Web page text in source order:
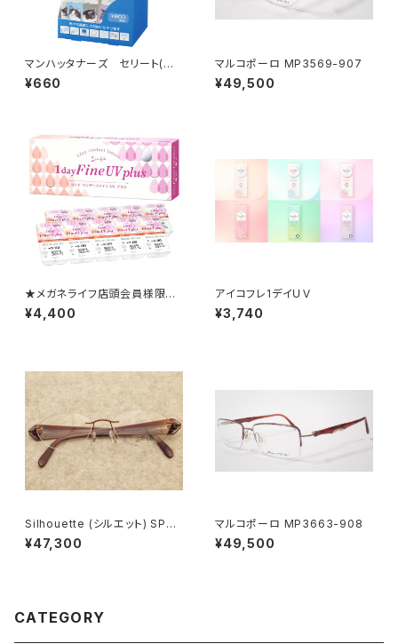
マンハッタナーズ セリート(メ
ガネ拭き)
¥660
マルコポーロ MP3569-907
¥49,500
★メガネライフ店頭会員様限定
★ 1か月ごとの定期便 ワン
デーファインUV プラス2箱セッ
¥4,400
アイコフレ1デイＵＶ
¥3,740
Silhouette (シルエット) SPX
6699/42 6052 52□17-
135 正規取扱店 0048808
¥47,300
マルコポーロ MP3663-908
¥49,500
CATEGORY